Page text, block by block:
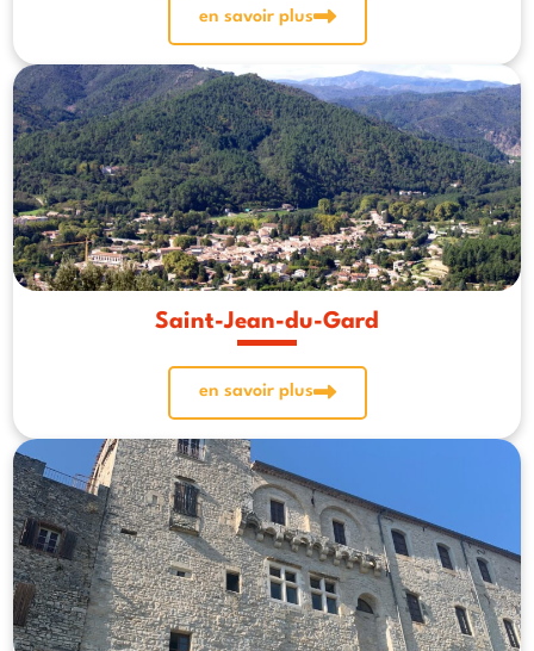
en savoir plus
Saint-Jean-du-Gard
en savoir plus